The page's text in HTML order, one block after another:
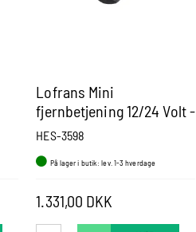
Lofrans Mini
fjernbetjening 12/24 Volt -
10Amp IP67
HES-3598
På lager i butik: lev. 1-3 hverdage
1.331,00 DKK